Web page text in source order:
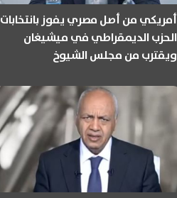
أمريكي من أصل مصري يفوز بانتخابات
الحزب الديمقراطي في ميشيغان
ويقترب من مجلس الشيوخ